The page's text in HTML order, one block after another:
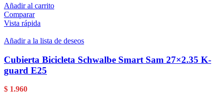
Añadir al carrito
Comparar
Vista rápida
Añadir a la lista de deseos
Cubierta Bicicleta Schwalbe Smart Sam 27×2.35 K-
guard E25
$ 1.960